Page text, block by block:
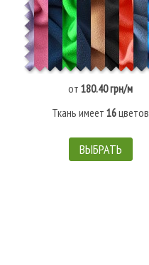
от180.40 грн/м
Ткань имеет16цветов
ВЫБРАТЬ